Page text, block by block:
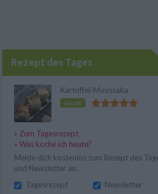
Rezept des Tages
Kartoffel-Moussaka
Leicht
» Zum Tagesrezept
» Was koche ich heute?
Melde dich kostenlos zum Rezept des
und Newsletter an.
Tagesrezept
Newsletter